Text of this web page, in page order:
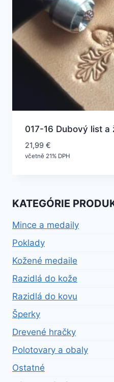
017-16 Dubový list a
21,99 €
včetně 21% DPH
KATEGÓRIE
Mince a medaily
Poklady
Kožené medaile
Razidlá do kože
Razidlá do kovu
Šperky
Drevené hračky
Polotovary a obaly
Ostatné